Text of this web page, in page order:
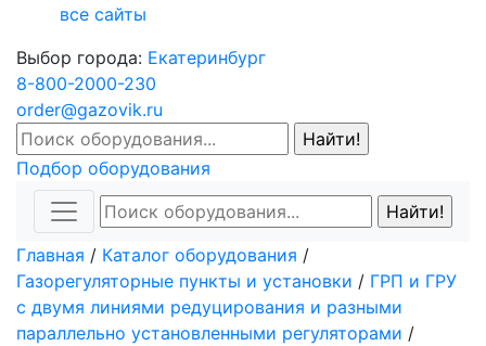
все сайты
Выбор города: Екатеринбург
8-800-2000-230
order@gazovik.ru
Подбор оборудования
Главная / Каталог оборудования /
Газорегуляторные пункты и установки / ГРП и ГРУ
с двумя линиями редуцирования и разными
параллельно установленными регуляторами /